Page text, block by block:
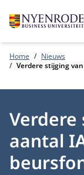
Home
Nieuws
Verdere stijging
aantal